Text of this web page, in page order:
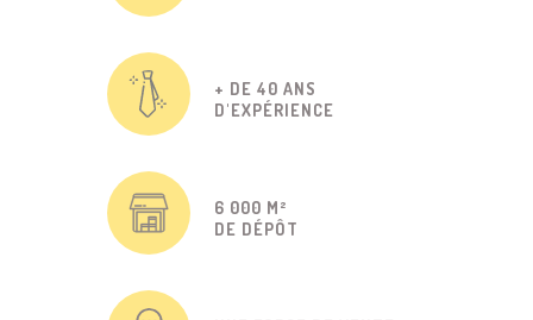
+ DE 40 ANS
D'EXPÉRIENCE
6 000 M²
DE DÉPÔT